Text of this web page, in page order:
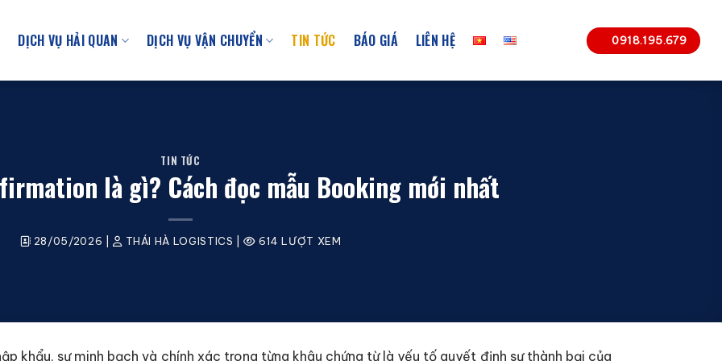
DỊCH VỤ HẢI QUAN DỊCH VỤ VẬN CHUYỂN TIN TỨC BÁO GIÁ LIÊN HỆ 0918.195.679
TIN TỨC
là gì? Cách đọc mẫu Booking mới nhất
28/05/2026 | THÁI HÀ LOGISTICS | 614 LƯỢT XEM
khẩu, sự minh bạch và chính xác trong từng khâu chứng từ là yếu tố quyết định sự thành bại của